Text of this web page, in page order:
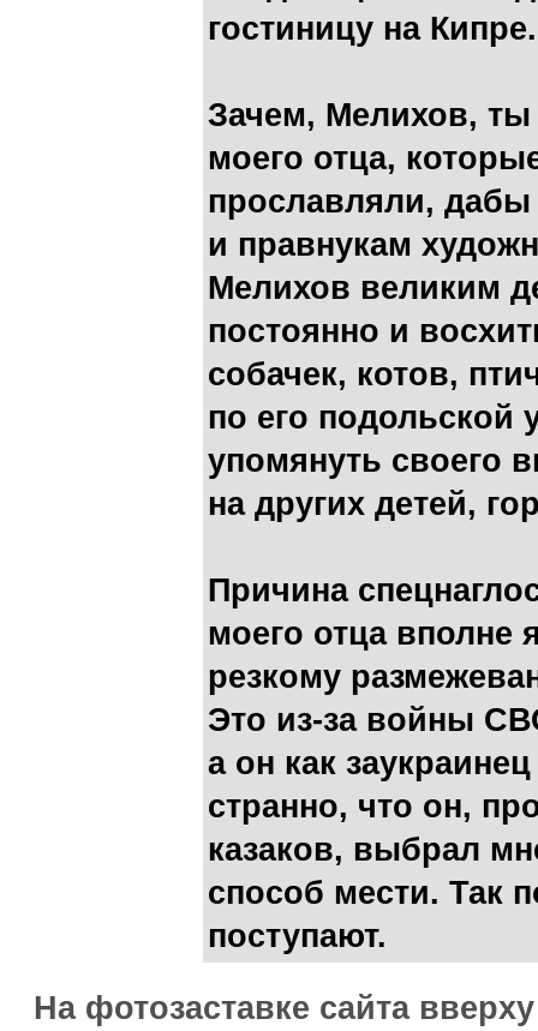
гостиницу на Кипре.
Зачем, Мелихов,
моего отца,
прославляли, дабы
и правнукам
Мелихов великим
постоянно и
собачек, котов,
по его подольской
упомянуть своего
на других детей,
Причина
моего отца вполне
резкому
Это из-за войны
а он как
странно, что он,
казаков, выбрал
способ мести. Так
поступают.
На фотозаставке сайта